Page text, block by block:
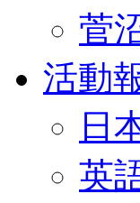
菅
活動
日
英